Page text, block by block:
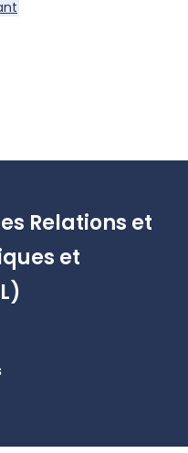
Relations et
et